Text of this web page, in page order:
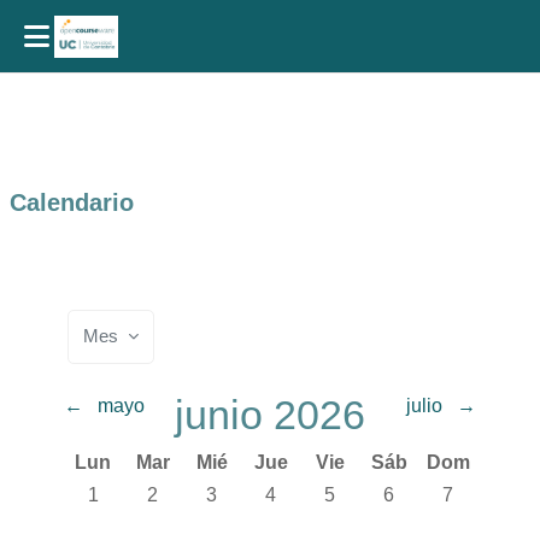
Calendario
Mes
← mayo junio 2026 julio →
Lunes
Lun Martes
Mar Miércoles
Mié Jueves
Jue Viernes
Vie Sábado
Sáb Domingo
Dom
Sin eventos, lunes, 1 junio
1 Sin eventos, martes, 2 junio
2 Sin eventos, miércoles, 3 junio
3 Sin eventos, jueves, 4 junio
4 Sin eventos, viernes, 5
5 Sin eventos,
6 Sin
7